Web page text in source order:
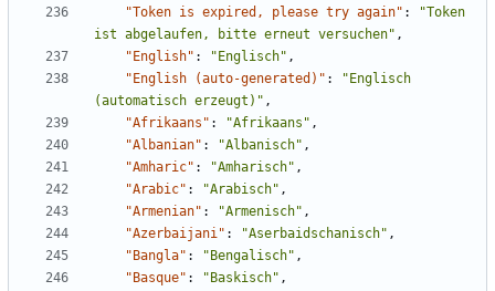
"Token is expired, please try again" :
"Token
ist abgelaufen, bitte erneut versuchen" ,
"English" : "Englisch" ,
"English (auto-generated)" :
"Englisch
(automatisch erzeugt)" ,
"Afrikaans" : "Afrikaans" ,
"Albanian" : "Albanisch" ,
"Amharic" : "Amharisch" ,
"Arabic" : "Arabisch" ,
"Armenian" : "Armenisch" ,
"Azerbaijani" : "Aserbaidschanisch" ,
"Bangla" : "Bengalisch" ,
"Basque" : "Baskisch" ,